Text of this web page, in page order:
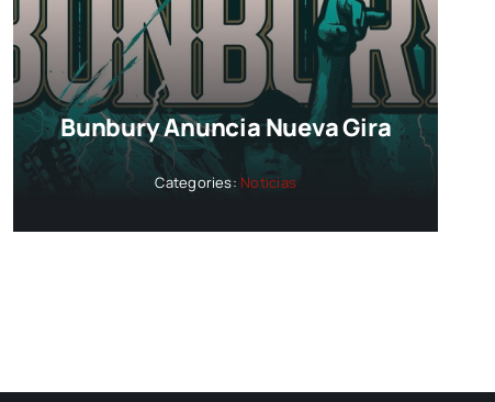
Bunbury Anuncia Nueva Gira
Categories: Noticias